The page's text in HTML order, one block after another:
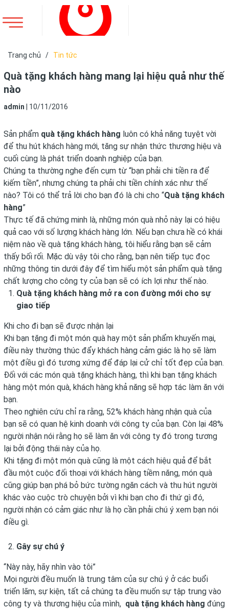
Trang chủ / Tin tức
Quà tặng khách hàng mang lại hiệu quả như thế
nào
admin 10/11/2016
Sản phẩm quà tặng khách hàng luôn có khả năng tuyệt vời
để thu hút khách hàng mới, tăng sự nhận thức thương hiệu và
cuối cùng là phát triển doanh nghiệp của bạn.
Chúng ta thường nghe đến cụm từ “bạn phải chi tiền ra để
kiếm tiền”, nhưng chúng ta phải chi tiền chính xác như thế
nào? Tôi có thể trả lời cho bạn đó là chi cho “Quà tặng khách
hàng”
Thực tế đã chứng minh là, những món quà nhỏ này lại có hiệu
quả cao với số lượng khách hàng lớn. Nếu bạn chưa hề có khái
niệm nào về quà tặng khách hàng, tôi hiểu rằng bạn sẽ cảm
thấy bối rối. Mặc dù vậy tôi cho rằng, bạn nên tiếp tục đọc
những thông tin dưới đây để tìm hiểu một sản phẩm quà tặng
chất lượng cho công ty của bạn sẽ có ích lợi như thế nào.
Quà tặng khách hàng mở ra con đường mới cho sự
giao tiếp
Khi cho đi bạn sẽ được nhận lại
Khi bạn tặng đi một món quà hay một sản phẩm khuyến mại,
điều này thường thúc đẩy khách hàng cảm giác là họ sẽ làm
một điều gì đó tương xứng để đáp lại cử chỉ tốt đẹp của bạn.
Đối với các món quà tặng khách hàng, thì khi bạn tặng khách
hàng một món quà, khách hàng khả năng sẽ hợp tác làm ăn với
bạn.
Theo nghiên cứu chỉ ra rằng, 52% khách hàng nhận quà của
bạn sẽ có quan hệ kinh doanh với công ty của bạn. Còn lại 48%
người nhận nói rằng họ sẽ làm ăn với công ty đó trong tương
lại bởi động thái này của họ.
Khi tặng đi một món quà cũng là một cách hiệu quả để bắt
đầu một cuộc đối thoại với khách hàng tiềm năng, món quà
cũng giúp bạn phá bỏ bức tường ngăn cách và thu hút người
khác vào cuộc trò chuyện bởi vì khi bạn cho đi thứ gì đó,
người nhận có cảm giác như là họ cần phải chú ý xem bạn nói
điều gì.
Gây sự chú ý
“Này này, hãy nhìn vào tôi”
Mọi người đều muốn là trung tâm của sự chú ý ở các buổi
triển lãm, sự kiện, tất cả chúng ta đều muốn sự tập trung vào
công ty và thương hiệu của mình, quà tặng khách hàng đúng